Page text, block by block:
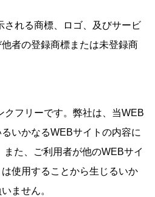
される商標、ロゴ、及びサービ
者の登録商標または未登録商
クフリーです。弊社は、当WEB
いかなるWEBサイトの内容に
また、ご利用者が他のWEBサイ
は使用することから生じるいか
ません。